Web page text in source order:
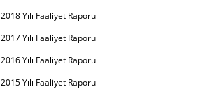
2018 Yılı Faaliyet Raporu
2017 Yılı Faaliyet Raporu
2016 Yılı Faaliyet Raporu
2015 Yılı Faaliyet Raporu